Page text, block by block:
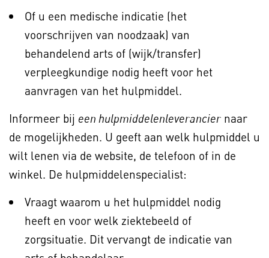
Of u een medische indicatie (het
voorschrijven van noodzaak) van
behandelend arts of (wijk/transfer)
verpleegkundige nodig heeft voor het
aanvragen van het hulpmiddel.
Informeer bij een hulpmiddelenleverancier naar
de mogelijkheden. U geeft aan welk hulpmiddel u
wilt lenen via de website, de telefoon of in de
winkel. De hulpmiddelenspecialist:
Vraagt waarom u het hulpmiddel nodig
heeft en voor welk ziektebeeld of
zorgsituatie. Dit vervangt de indicatie van